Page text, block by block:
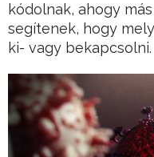
kódolnak, ahogy
segítenek, hogy
ki- vagy bekapcsolni.